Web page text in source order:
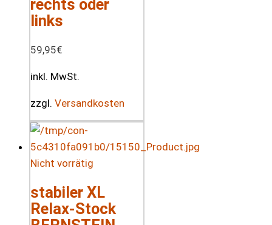
rechts oder
links
59,95€
inkl. MwSt.
zzgl. Versandkosten
Nicht vorrätig
stabiler XL
Relax-Stock